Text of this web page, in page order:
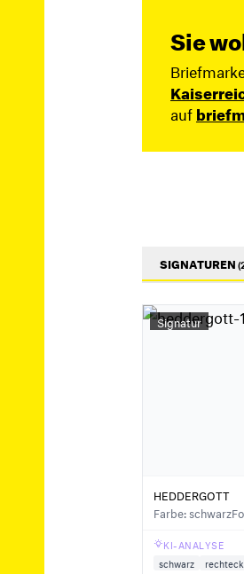
Sie
auf
SIGNATUREN
Signatur
HEDDERGOTT
Farbe: schwarz
KI-ANALYSE
schwarz
rechteck